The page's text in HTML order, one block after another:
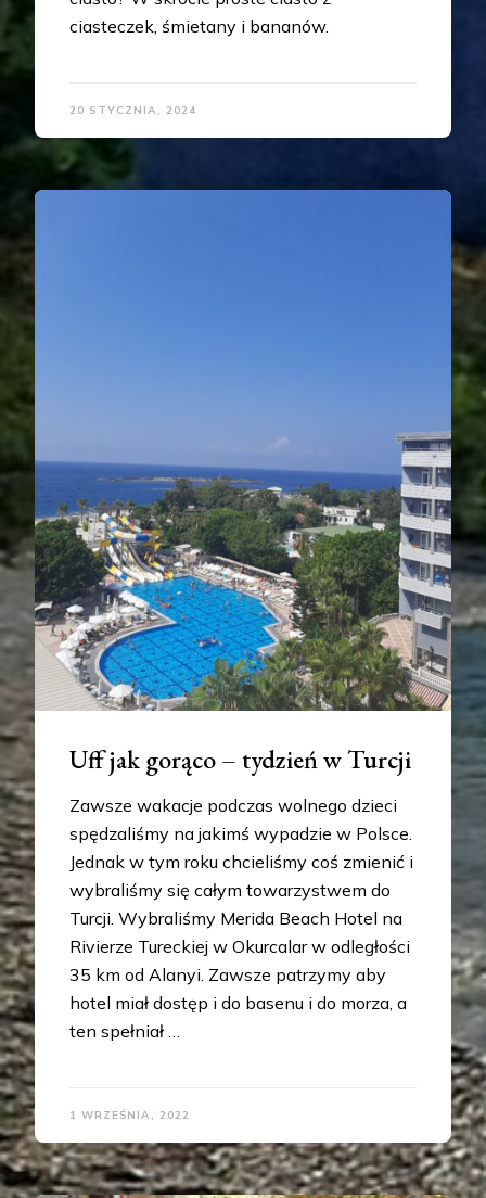
ciasteczek, śmietany i bananów.
20 STYCZNIA, 2024
Uff jak gorąco – tydzień w Turcji
Zawsze wakacje podczas wolnego dzieci
spędzaliśmy na jakimś wypadzie w Polsce.
Jednak w tym roku chcieliśmy coś zmienić i
wybraliśmy się całym towarzystwem do
Turcji. Wybraliśmy Merida Beach Hotel na
Rivierze Tureckiej w Okurcalar w odległości
35 km od Alanyi. Zawsze patrzymy aby
hotel miał dostęp i do basenu i do morza, a
ten spełniał …
1 WRZEŚNIA, 2022